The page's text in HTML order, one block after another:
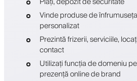
Vinde produse de
personalizat
Prezintă frizerii, serviciile,
contact
Utilizați funcția de domeniu
prezență online de brand